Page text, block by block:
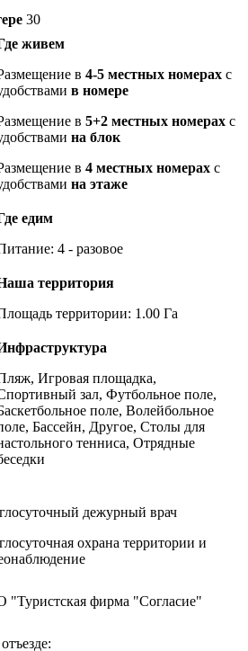
30
живем
в 4-5 местных номерах с
в номере
в 5+2 местных номерах с
на блок
в 4 местных номерах с
на этаже
едим
4 - разовое
территория
территории: 1.00 Га
Игровая площадка,
зал, Футбольное поле,
поле, Волейбольное
Бассейн, Другое, Столы для
тенниса, Отрядные
дежурный врач
охрана территории и
фирма "Согласие"